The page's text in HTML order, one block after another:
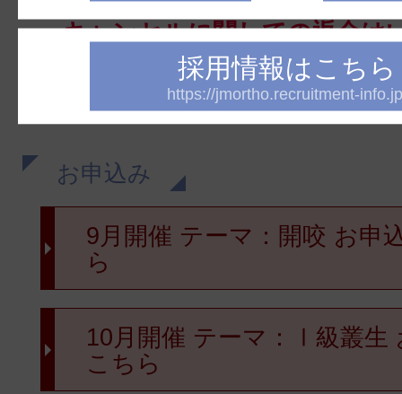
採用情報はこちら
https://jmortho.recruitment-
キャンセルに関しての返金は
すのでご了承ください。
※特定商取引についての表示
お申込み
9月開催 テーマ：開咬 お申
ら
10月開催 テーマ：Ⅰ級叢生
こちら